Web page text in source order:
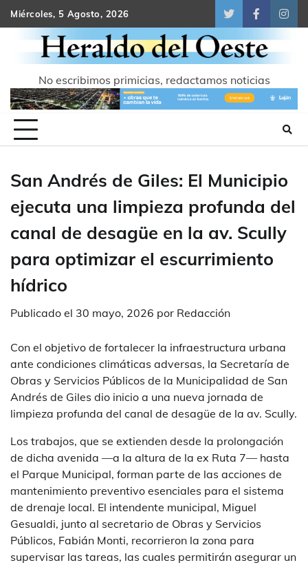
Skip
to
content
Miércoles, 5 Agosto, 2026
TwitterFacebook
No escribimos primicias, redactamos noticias
San Andrés de Giles: El Municipio
ejecuta una limpieza profunda del
canal de desagüe en la av. Scully
para optimizar el escurrimiento
hídrico
Publicado el 30 mayo, 2026 por Redacción
Con el objetivo de fortalecer la infraestructura urbana
ante condiciones climáticas adversas, la Secretaría de
Obras y Servicios Públicos de la Municipalidad de San
Andrés de Giles dio inicio a una nueva jornada de
limpieza profunda del canal de desagüe de la av. Scully.
Los trabajos, que se extienden desde la prolongación
de dicha avenida —a la altura de la ex Ruta 7— hasta
el Parque Municipal, forman parte de las acciones de
mantenimiento preventivo esenciales para el sistema
de drenaje local. El intendente municipal, Miguel
Gesualdi, junto al secretario de Obras y Servicios
Públicos, Fabián Monti, recorrieron la zona para
supervisar las tareas, las cuales permitirán asegurar un